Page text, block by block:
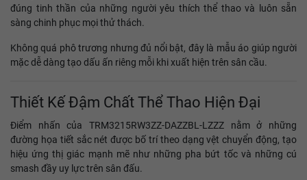
đúng tinh thần của những người yêu thích thể thao và luôn sẵn
sàng chinh phục mọi thử thách.
Không quá phô trương nhưng đủ nổi bật, đây là mẫu áo giúp người
mặc dễ dàng tạo dấu ấn riêng mỗi khi xuất hiện trên sân cầu.
Thiết Kế Đậm Chất Thể Thao Hiện Đại
Điểm nhấn của TRM3215RW3ZZ-DAZZBL-LZZZ nằm ở những
đường họa tiết sắc nét được bố trí theo dạng vệt chuyển động, tạo
hiệu ứng thị giác mạnh mẽ như những pha bứt tốc và những cú
smash đầy uy lực trên sân đấu.